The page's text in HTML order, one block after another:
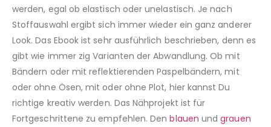
werden, egal ob elastisch oder unelastisch. Je nach
Stoffauswahl ergibt sich immer wieder ein ganz anderer
Look. Das Ebook ist sehr ausführlich beschrieben, denn es
gibt wie immer zig Varianten der Abwandlung. Ob mit
Bändern oder mit reflektierenden Paspelbändern, mit
oder ohne Ösen, mit oder ohne Plot, hier kannst Du
richtige kreativ werden. Das Nähprojekt ist für
Fortgeschrittene zu empfehlen. Denblauen undgrauen